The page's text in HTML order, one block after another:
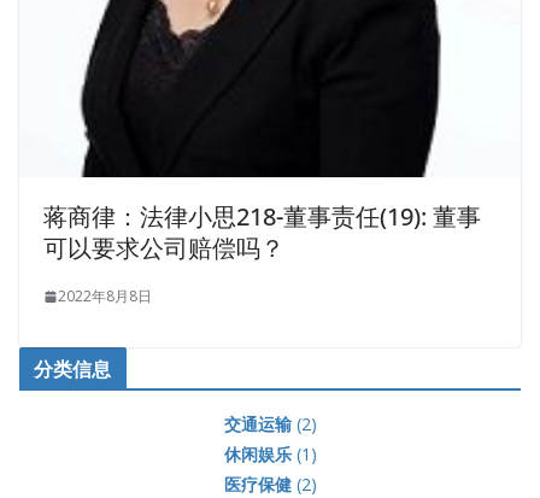
蒋商律：法律小思218-董事责任(19): 董事
可以要求公司赔偿吗？
2022年8月8日
分类信息
交通运输(2)
休闲娱乐(1)
医疗保健(2)